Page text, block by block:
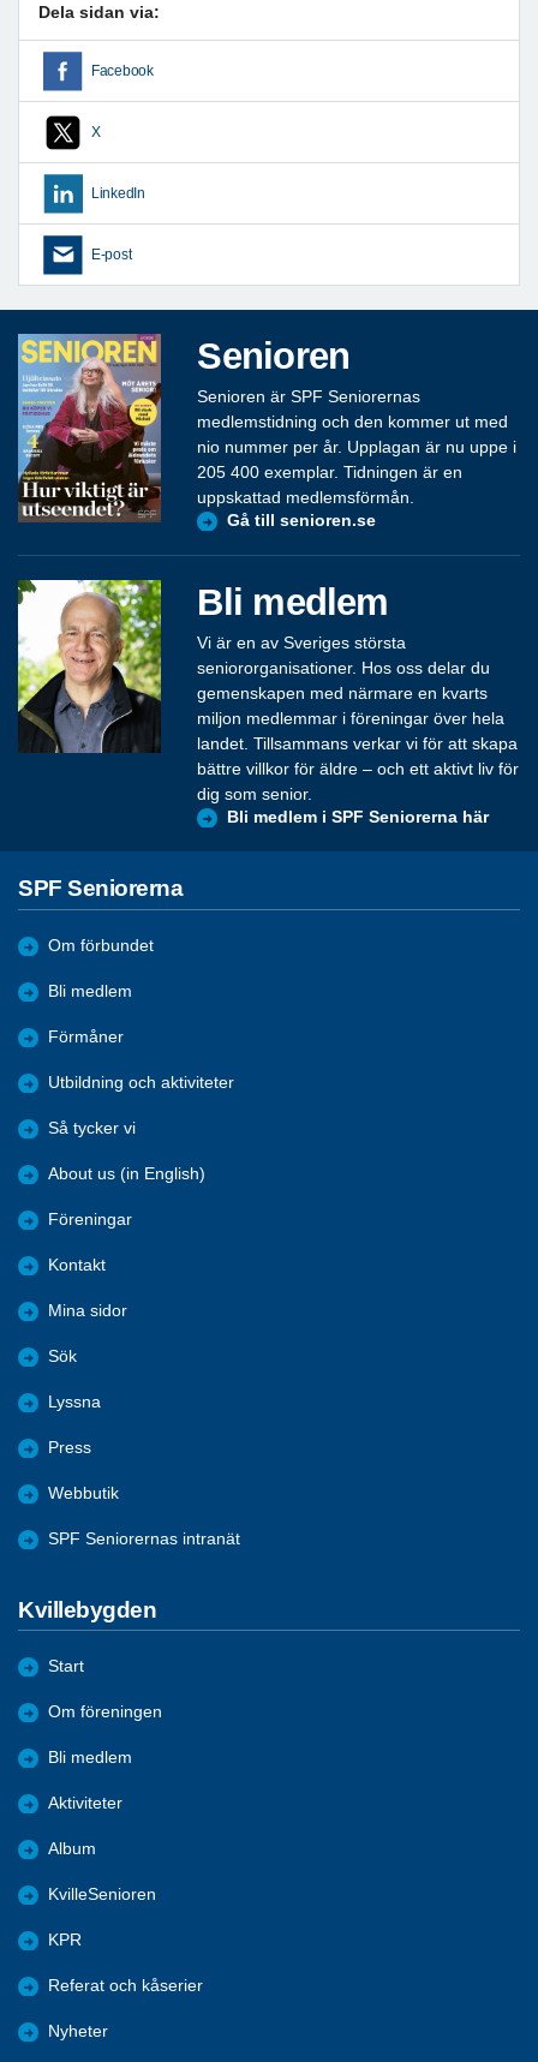
Dela sidan via:
Facebook
X
LinkedIn
E-post
Senioren
Senioren är SPF Seniorernas
medlemstidning och den kommer ut med
nio nummer per år. Upplagan är nu uppe i
205 400 exemplar. Tidningen är en
uppskattad medlemsförmån.
Gå till senioren.se
Bli medlem
Vi är en av Sveriges största
seniororganisationer. Hos oss delar du
gemenskapen med närmare en kvarts
miljon medlemmar i föreningar över hela
landet. Tillsammans verkar vi för att skapa
bättre villkor för äldre – och ett aktivt liv för
dig som senior.
Bli medlem i SPF Seniorerna här
SPF Seniorerna
Om förbundet
Bli medlem
Förmåner
Utbildning och aktiviteter
Så tycker vi
About us (in English)
Föreningar
Kontakt
Mina sidor
Sök
Lyssna
Press
Webbutik
SPF Seniorernas intranät
Kvillebygden
Start
Om föreningen
Bli medlem
Aktiviteter
Album
KvilleSenioren
KPR
Referat och kåserier
Nyheter